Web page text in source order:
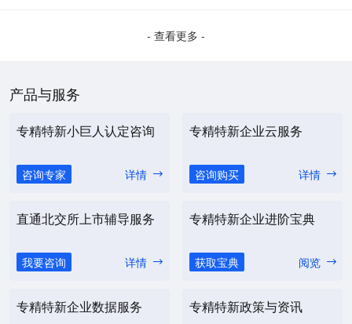
- 查看更多 -
产品与服务
专精特新小巨人认定咨询
咨询专家 详情
专精特新企业云服务
咨询购买 详情
直通北交所上市辅导服务
我要咨询 详情
专精特新企业进阶宝典
获取宝典 阅览
专精特新企业数据服务 专精特新政策与资讯